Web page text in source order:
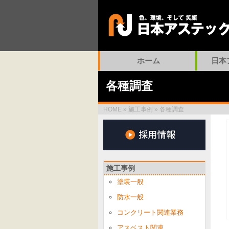
ホーム 日
各種調査
HOME » 施工事例 » 各種調査
施工事例
塗装一般
防水一般
コンクリート関連業務